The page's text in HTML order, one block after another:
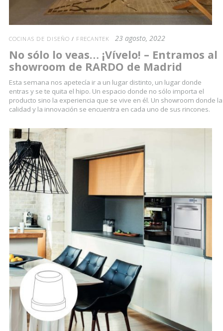
COCINAS DE DISEÑO / FRECANTEK 23 agosto, 2022
No sólo lo veas… ¡Vívelo! – Entramos al
showroom de RARDO de Madrid
Esta semana nos apetecía ir a un lugar distinto, un lugar donde
entras y se te quita el hipo. Un espacio donde no sólo importa el
producto sino la experiencia que se vive en él. Un showroom donde la
calidad y la innovación se encuentra en cada uno de sus rincones.